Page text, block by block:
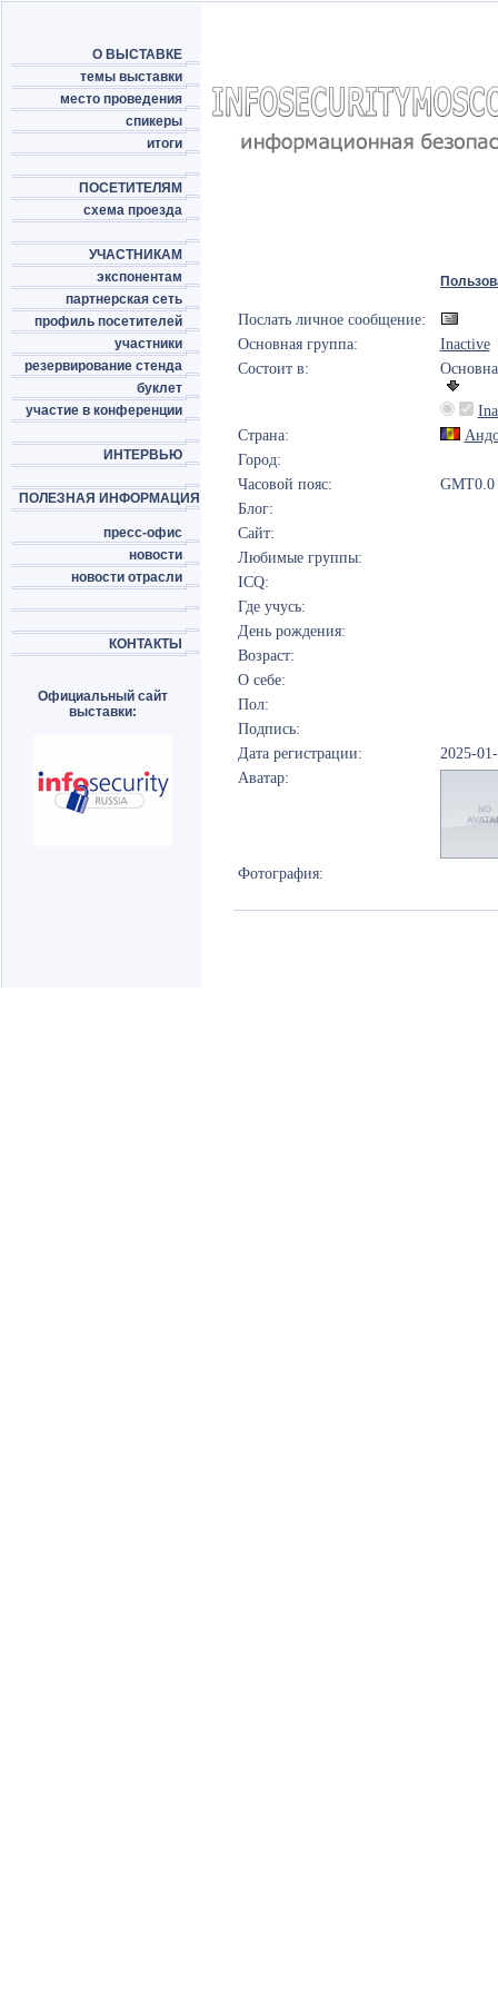
О ВЫСТАВКЕ
темы выставки
место проведения
спикеры
итоги
ПОСЕТИТЕЛЯМ
схема проезда
УЧАСТНИКАМ
экспонентам
партнерская сеть
профиль посетителей
участники
резервирование стенда
буклет
участие в конференции
ИНТЕРВЬЮ
ПОЛЕЗНАЯ ИНФОРМАЦИЯ
пресс-офис
новости
новости отрасли
КОНТАКТЫ
Официальный сайт
выставки:
Послать личное сообщение:
Основная группа:
Inactive
Состоит в:
Страна:
Город:
Часовой пояс:
GMT0.0
Блог:
Сайт:
Любимые группы:
ICQ:
Где учусь:
День рождения:
Возраст:
О себе:
Пол:
Подпись:
Дата регистрации:
2025-
Аватар:
Фотография: